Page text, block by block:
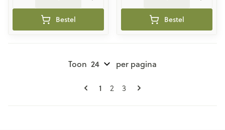
Bestel Bestel
Pagina's
U lees momenteel pagina
1 Pagina
2 Pagina
3
Toon per pagina